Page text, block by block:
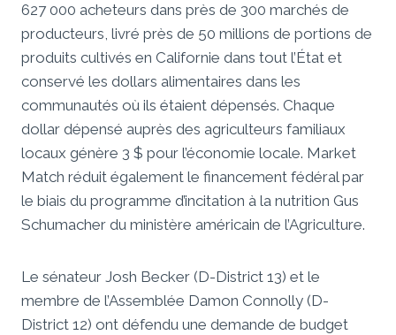
627 000 acheteurs dans près de 300 marchés de
producteurs, livré près de 50 millions de portions de
produits cultivés en Californie dans tout l’État et
conservé les dollars alimentaires dans les
communautés où ils étaient dépensés. Chaque
dollar dépensé auprès des agriculteurs familiaux
locaux génère 3 $ pour l’économie locale. Market
Match réduit également le financement fédéral par
le biais du programme d’incitation à la nutrition Gus
Schumacher du ministère américain de l’Agriculture.
Le sénateur Josh Becker (D-District 13) et le
membre de l’Assemblée Damon Connolly (D-
District 12) ont défendu une demande de budget